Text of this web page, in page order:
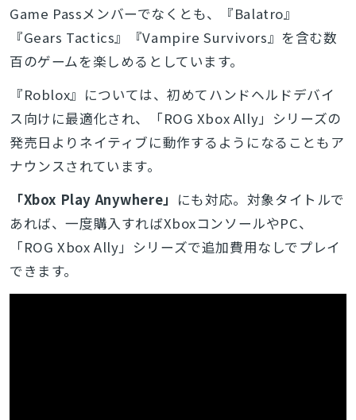
Game Passメンバーでなくとも、『Balatro』
『Gears Tactics』『Vampire Survivors』を含む数
百のゲームを楽しめるとしています。
『Roblox』については、初めてハンドヘルドデバイ
ス向けに最適化され、「ROG Xbox Ally」シリーズの
発売日よりネイティブに動作するようになることもア
ナウンスされています。
「Xbox Play Anywhere」 にも対応。対象タイトルで
あれば、一度購入すればXboxコンソールやPC、
「ROG Xbox Ally」シリーズで追加費用なしでプレイ
できます。